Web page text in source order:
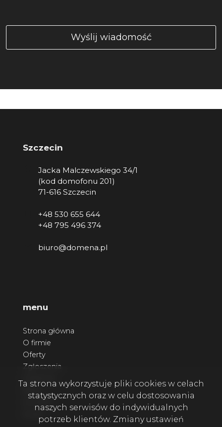
Szczecin
Jacka Malczewskiego 34/1
(kod domofonu 201)
71-616 Szczecin
+48 530 655 644
+48 795 496 374
biuro@domena.pl
menu
Strona główna
O firmie
Oferty
Zgłoszenia
Kontakt
Ta strona wykorzystuje pliki cookies w celach
statystycznych oraz w celu dostosowania
naszych serwisów do indywidualnych
potrzeb klientów. Zmiany ustawień